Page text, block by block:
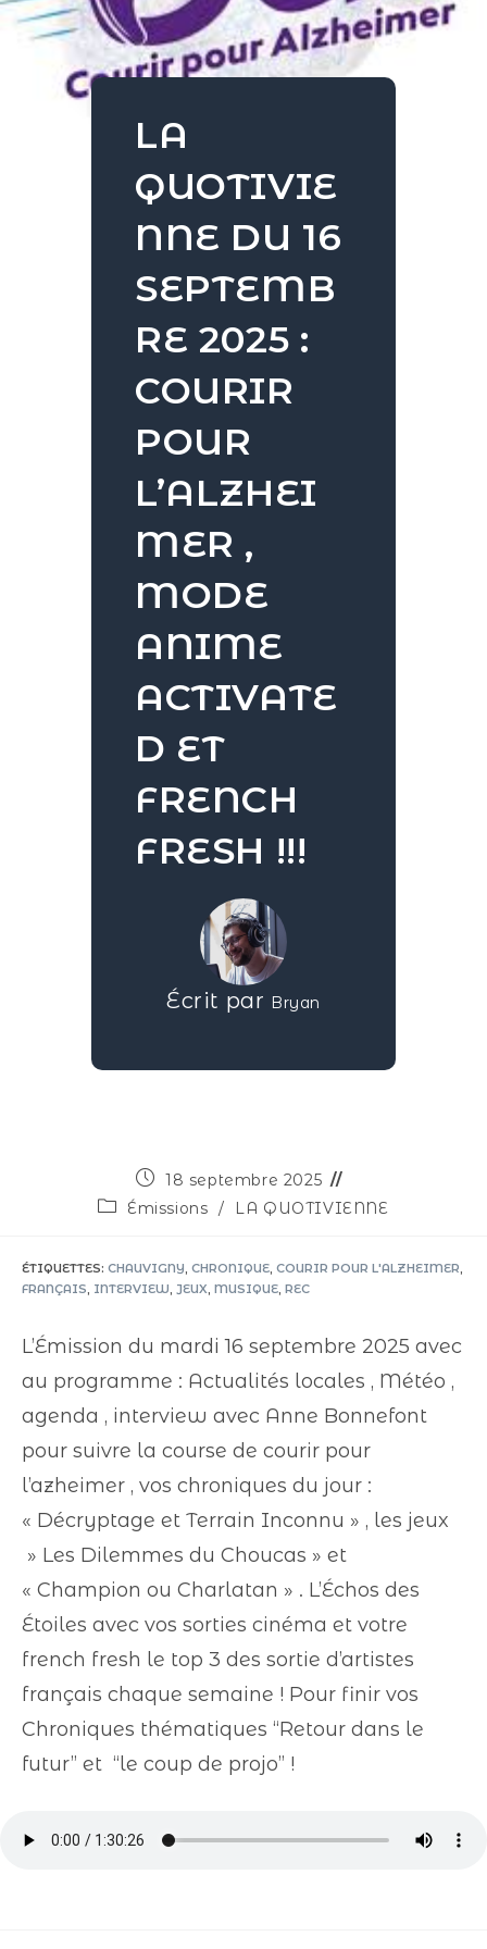
LA
QUOTIVIE
NNE DU 16
SEPTEMB
RE 2025 :
COURIR
POUR
L’ALZHEI
MER ,
MODE
ANIME
ACTIVATE
D ET
FRENCH
FRESH !!!
Écrit par Bryan
18 septembre 2025
Émissions / LA QUOTIVIENNE
ÉTIQUETTES: CHAUVIGNY, CHRONIQUE, COURIR POUR L'ALZHEIMER,
FRANÇAIS, INTERVIEW, JEUX, MUSIQUE, REC
L’Émission du mardi 16 septembre 2025 avec
au programme : Actualités locales , Météo ,
agenda , interview avec Anne Bonnefont
pour suivre la course de courir pour
l’azheimer , vos chroniques du jour :
« Décryptage et Terrain Inconnu » , les jeux
» Les Dilemmes du Choucas » et
« Champion ou Charlatan » . L’Échos des
Étoiles avec vos sorties cinéma et votre
french fresh le top 3 des sortie d’artistes
français chaque semaine ! Pour finir vos
Chroniques thématiques “Retour dans le
futur” et “le coup de projo” !